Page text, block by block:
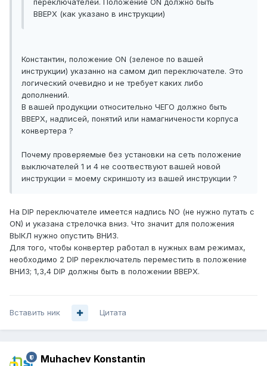
переключателей. Положение ON должно быть
ВВЕРХ (как указано в инструкции)
Константин, положение ON (зеленое по вашей
инструкции) указанно на самом дип переключателе. Это
логический очевидно и не требует каких либо
дополнений.
В вашей продукции относительно ЧЕГО должно быть
ВВЕРХ, надписей, понятий или намагничености корпуса
конвертера ?
Почему проверяемые без установки на сеть положение
выключателей 1 и 4 не соотвествуют вашей новой
инструкции = моему скриншоту из вашей инструкции ?
На DIP переключателе имеется надпись NO (не нужно путать с
ON) и указана стрелочка вниз. Что значит для положения
ВЫКЛ нужно опустить ВНИЗ.
Для того, чтобы конвертер работал в нужных вам режимах,
необходимо 2 DIP переключатель переместить в положение
ВНИЗ; 1,3,4 DIP должны быть в положении ВВЕРХ.
Вставить ник Цитата
Muhachev Konstantin